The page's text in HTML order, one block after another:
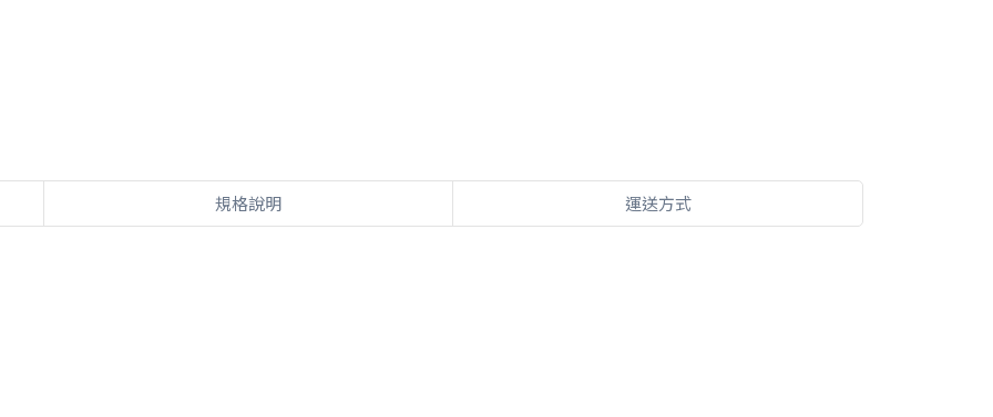
規格說明 運送方式